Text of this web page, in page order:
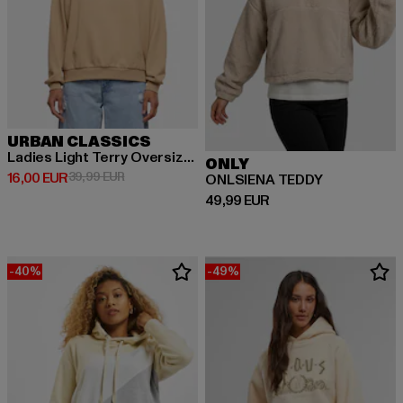
URBAN CLASSICS
Ladies Light Terry Oversized
16,00 EUR
Prix courant: 16,00 EUR
39,99 EURPrix en promotion: 39,99 EUR
ONLY
ONLSIENA TEDDY
49,99 EUR
Prix courant: 49,99 EUR
-40% -49%